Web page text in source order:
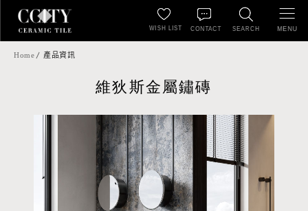
SEARCH
WISH LIST CONTACT MENU
Home 產品資訊
維狄斯金屬鏽磚